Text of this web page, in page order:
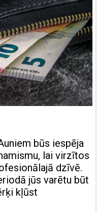
būs iespēja
lai virzītos
dzīvē.
jūs varētu būt
kļūst